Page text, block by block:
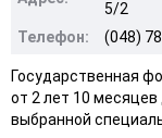
5/2
Телефон:
(048)
Государственная
от 2 лет 10
выбранной